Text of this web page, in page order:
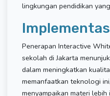
lingkungan pendidikan
Penerapan Interactive
sekolah di Jakarta
dalam meningkatkan
memanfaatkan teknologi
menyampaikan materi